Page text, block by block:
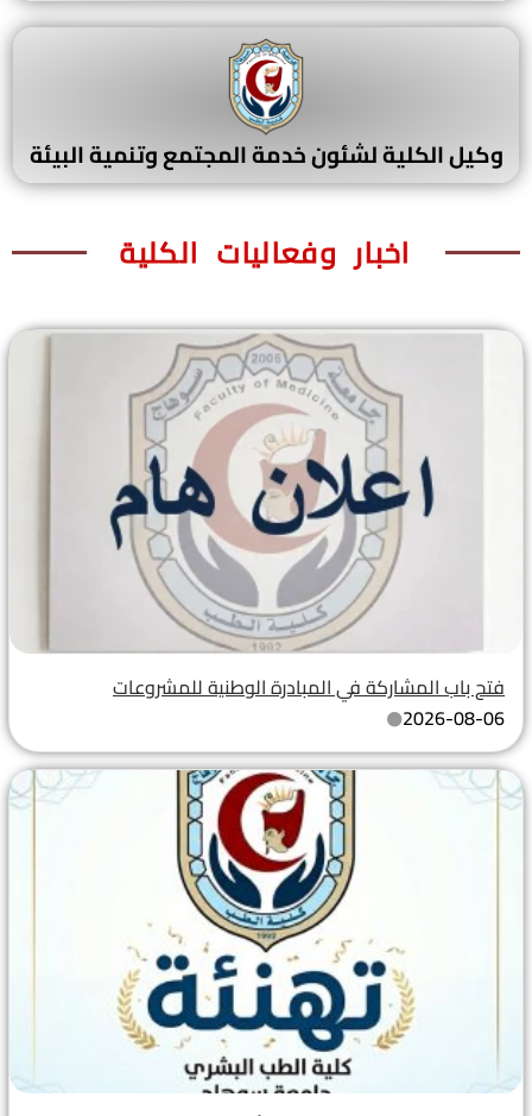
وكيل الكلية لشئون خدمة المجتمع وتنمية البيئة
اخبار وفعاليات الكلية​
فتح باب المشاركة في المبادرة الوطنية للمشروعات
2026-08-06